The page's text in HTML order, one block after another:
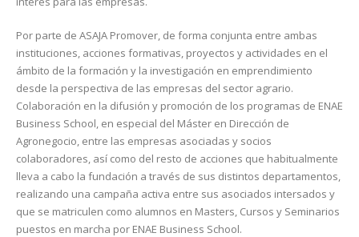
Por parte de ASAJA Promover, de forma conjunta entre ambas
instituciones, acciones formativas, proyectos y actividades en el
ámbito de la formación y la investigación en emprendimiento
desde la perspectiva de las empresas del sector agrario.
Colaboración en la difusión y promoción de los programas de ENAE
Business School, en especial del Máster en Dirección de
Agronegocio, entre las empresas asociadas y socios
colaboradores, así como del resto de acciones que habitualmente
lleva a cabo la fundación a través de sus distintos departamentos,
realizando una campaña activa entre sus asociados intersados y
que se matriculen como alumnos en Masters, Cursos y Seminarios
puestos en marcha por ENAE Business School.